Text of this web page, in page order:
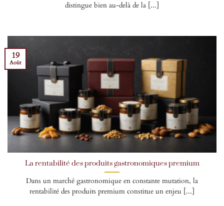
distingue bien au-delà de la [...]
La rentabilité des produits gastronomiques premium
Dans un marché gastronomique en constante mutation, la
rentabilité des produits premium constitue un enjeu [...]
19
Août